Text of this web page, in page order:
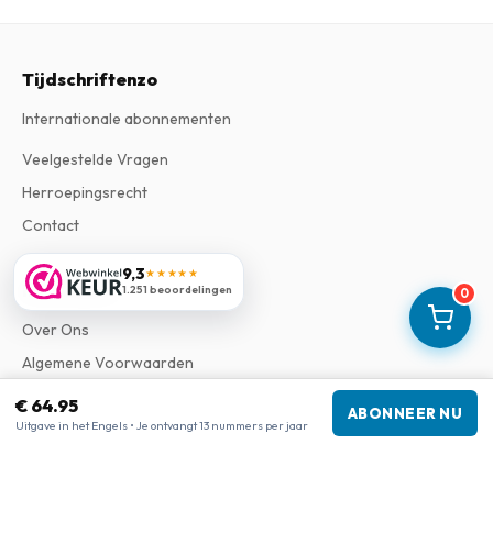
0
€ 64.95
Uitgave in het Engels • Je ontvangt 13 nummers per jaar
ABONNEER NU
9,3★★★★★
1.251 beoordelingen
Tijdschriftenzo
Internationale abonnementen
Veelgestelde Vragen
Herroepingsrecht
Contact
Informatie
Over Ons
Algemene Voorwaarden
Privacy Verklaring
Klachtenregeling